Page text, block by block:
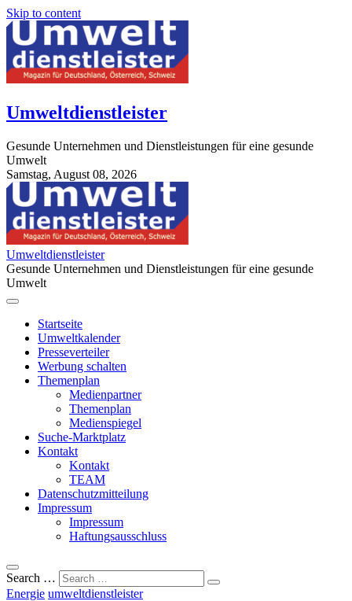
Skip to content
Umweltdienstleister
Gesunde Unternehmen und Dienstleistungen für eine gesunde
Umwelt
Samstag, August 08, 2026
StuttgartApotheke.com
Umweltdienstleister
Gesunde Unternehmen und Dienstleistungen für eine gesunde
Umwelt
Startseite
Umweltkalender
Presseverteiler
Werbung schalten
Themenplan
Medienpartner
Themenplan
Medienspiegel
Suche-Marktplatz
Kontakt
Kontakt
TEAM
Datenschutzmitteilung
Impressum
Impressum
Haftungsausschluss
Search …
Energie umweltdienstleister